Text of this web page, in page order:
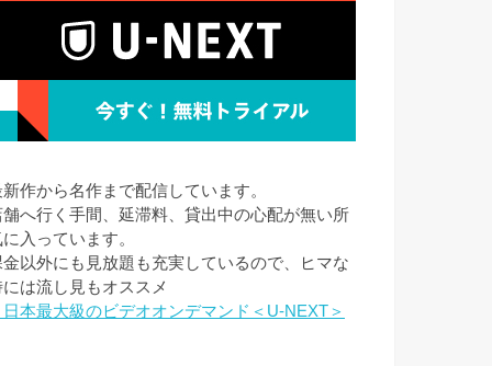
作から名作まで配信しています。
舗へ行く手間、延滞料、貸出中の心配が無い所
入っています。
金以外にも見放題も充実しているので、ヒマな
には流し見もオススメ
本最大級のビデオオンデマンド＜U-NEXT＞